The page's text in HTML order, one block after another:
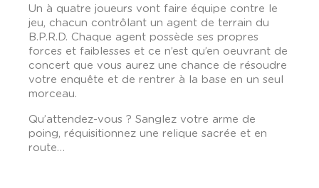
Un à quatre joueurs vont faire équipe contre le
jeu, chacun contrôlant un agent de terrain du
B.P.R.D. Chaque agent possède ses propres
forces et faiblesses et ce n’est qu’en oeuvrant de
concert que vous aurez une chance de résoudre
votre enquête et de rentrer à la base en un seul
morceau.
Qu’attendez-vous ? Sanglez votre arme de
poing, réquisitionnez une relique sacrée et en
route…